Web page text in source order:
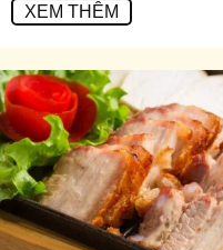
XEM THÊM